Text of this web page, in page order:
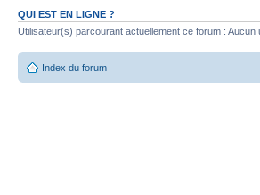
QUI EST EN LIGNE ?
Utilisateur(s) parcourant actuellement ce forum : Aucun
Index du forum